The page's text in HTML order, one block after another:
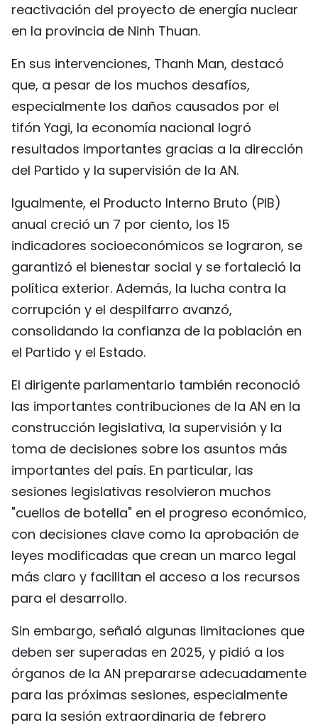
reactivación del proyecto de energía nuclear
en la provincia de Ninh Thuan.
En sus intervenciones, Thanh Man, destacó
que, a pesar de los muchos desafíos,
especialmente los daños causados por el
tifón Yagi, la economía nacional logró
resultados importantes gracias a la dirección
del Partido y la supervisión de la AN.
Igualmente, el Producto Interno Bruto (PIB)
anual creció un 7 por ciento, los 15
indicadores socioeconómicos se lograron, se
garantizó el bienestar social y se fortaleció la
política exterior. Además, la lucha contra la
corrupción y el despilfarro avanzó,
consolidando la confianza de la población en
el Partido y el Estado.
El dirigente parlamentario también reconoció
las importantes contribuciones de la AN en la
construcción legislativa, la supervisión y la
toma de decisiones sobre los asuntos más
importantes del país. En particular, las
sesiones legislativas resolvieron muchos
"cuellos de botella" en el progreso económico,
con decisiones clave como la aprobación de
leyes modificadas que crean un marco legal
más claro y facilitan el acceso a los recursos
para el desarrollo.
Sin embargo, señaló algunas limitaciones que
deben ser superadas en 2025, y pidió a los
órganos de la AN prepararse adecuadamente
para las próximas sesiones, especialmente
para la sesión extraordinaria de febrero